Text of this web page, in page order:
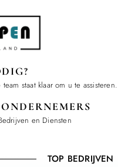
staat klaar om u te assisteren.
en Diensten
TOP BEDRIJVEN